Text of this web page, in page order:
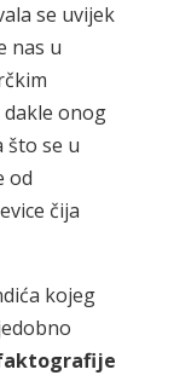
se uvijek
nas u
onog
što se u
od
čija
kojeg